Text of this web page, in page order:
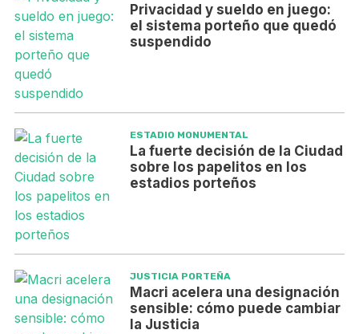
Privacidad y sueldo en juego:
el sistema porteño que quedó
suspendido
ESTADIO MONUMENTAL
La fuerte decisión de la Ciudad
sobre los papelitos en los
estadios porteños
JUSTICIA PORTEÑA
Macri acelera una designación
sensible: cómo puede cambiar
la Justicia